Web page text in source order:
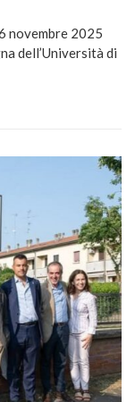
novembre 2025
dell’Università di